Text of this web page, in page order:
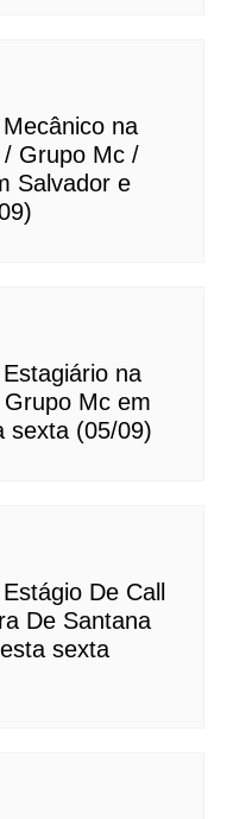
na
Grupo Mc /
Salvador e
na
Mc em
sexta (05/09)
De Call
De Santana
sexta